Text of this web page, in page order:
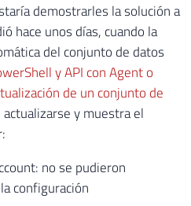
demostrarles la solución a
hace unos días, cuando la
del conjunto de datos
y API con Agent o
de un conjunto de
actualizarse y muestra el
no se pudieron
configuración